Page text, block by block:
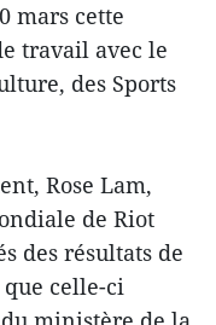
mars cette
travail avec le
des Sports
Rose Lam,
de Riot
des résultats de
que celle-ci